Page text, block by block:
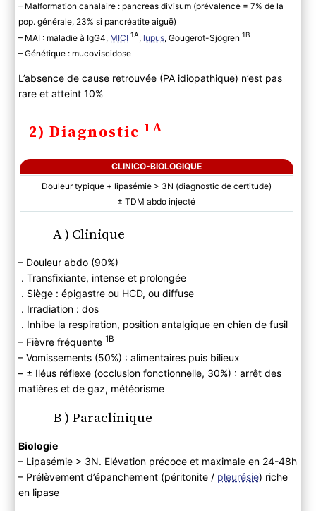
– Malformation canalaire : pancreas divisum (prévalence = 7% de la
pop. générale, 23% si pancréatite aiguë)
– MAI : maladie à IgG4, MICI 1A, lupus, Gougerot-Sjögren 1B
– Génétique : mucoviscidose
L’absence de cause retrouvée (PA idiopathique) n’est pas
rare et atteint 10%
2) Diagnostic 1A
CLINICO-BIOLOGIQUE
Douleur typique + lipasémie > 3N (diagnostic de certitude)
± TDM abdo injecté
A ) Clinique
– Douleur abdo (90%)
. Transfixiante, intense et prolongée
. Siège : épigastre ou HCD, ou diffuse
. Irradiation : dos
. Inhibe la respiration, position antalgique en chien de fusil
– Fièvre fréquente 1B
– Vomissements (50%) : alimentaires puis bilieux
– ± Iléus réflexe (occlusion fonctionnelle, 30%) : arrêt des
matières et de gaz, météorisme
B ) Paraclinique
Biologie
– Lipasémie > 3N. Elévation précoce et maximale en 24-48h
– Prélèvement d’épanchement (péritonite / pleurésie) riche
en lipase